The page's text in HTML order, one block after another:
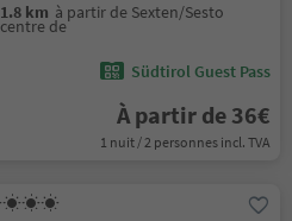
1.8 km à partir de Sexten/Sesto
centre de
Südtirol Guest Pass
À partir de 36€
1 nuit / 2 personnes incl. TVA